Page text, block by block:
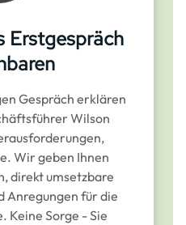
Erstgespräch
Gespräch erklären
Wilson
Wir geben Ihnen
direkt umsetzbare
Anregungen für die
Keine Sorge - Sie